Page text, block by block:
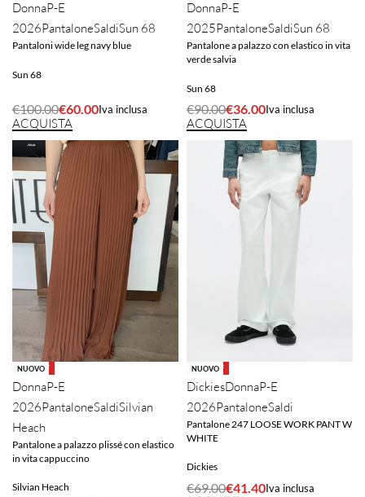
DonnaP-E
2026PantaloneSaldiSun 68
Pantaloni wide leg navy blue
Sun 68
€100.00€60.00Iva inclusa
ACQUISTA
DonnaP-E
2025PantaloneSaldiSun 68
Pantalone a palazzo con elastico in vita
verde salvia
Sun 68
€90.00€36.00Iva inclusa
ACQUISTA
-40% OFF
NUOVO
DonnaP-E
2026PantaloneSaldiSilvian
Heach
Pantalone a palazzo plissé con elastico
in vita cappuccino
Silvian Heach
-40% OFF
NUOVO
DickiesDonnaP-E
2026PantaloneSaldi
Pantalone 247 LOOSE WORK PANT W
WHITE
Dickies
€69.00€41.40Iva inclusa